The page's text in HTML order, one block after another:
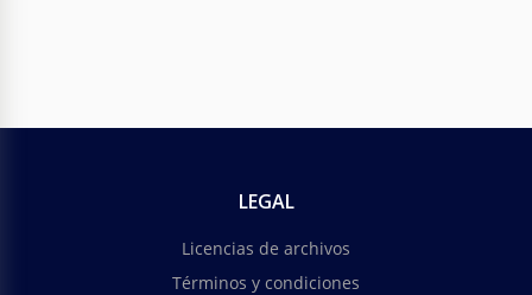
LEGAL
Licencias de archivos
Términos y condiciones